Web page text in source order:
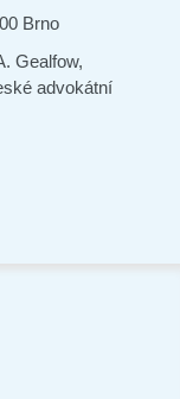
Brno
Gealfow,
advokátní